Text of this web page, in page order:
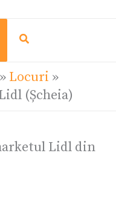
» Locuri »
(Șcheia)
Lidl din